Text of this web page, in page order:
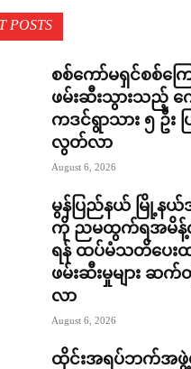
POSTS
စစ်ကော်မရှင်စစ်ကြ
ဖမ်းဆီးသွားသည့် က
ကဒင်ရွာသား ၅ ဦး ပ
လွတ်လာ
August 6, 2026
မွန်ပြည်နယ် မြို့နယ်
ကို ညမထွက်ရအမိန့်
ရန် ထပ်မံသတိပေးထာ
ဖမ်းဆီးမှုများ ဆ
လာ
August 6, 2026
ထိုင်းအရပ်ဘက်အဖွဲ့မ